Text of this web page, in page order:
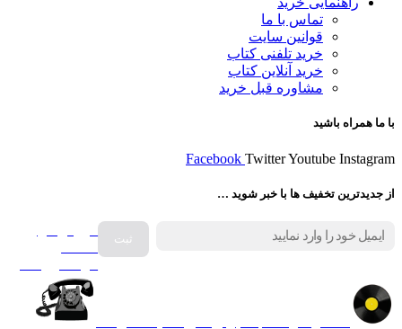
تماس با ما
قوانین سایت
خرید تلفنی کتاب
خرید آنلاین کتاب
مشاوره قبل خرید
با ما همراه باشید
Facebook TwitterYoutube Instagram
از جدیدترین تخفیف ها با خبر شوید …
فروش انواع